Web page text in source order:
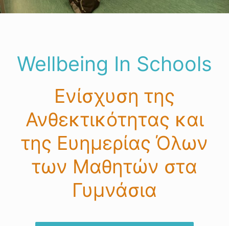
APP
Wellbeing In Schools
Ενίσχυση της
Ανθεκτικότητας και
της Ευημερίας Όλων
των Μαθητών στα
Γυμνάσια